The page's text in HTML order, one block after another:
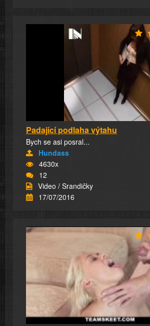
Padající podlaha výtahu
Bych se asi posral...
Hundass
4630x
12
Video / Srandičky
17/07/2016